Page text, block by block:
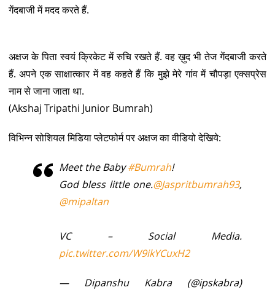
गेंदबाजी में मदद करते हैं.
अक्षज के पिता स्वयं क्रिकेट में रुचि रखते हैं. वह ख़ुद भी तेज गेंदबाजी करते
हैं. अपने एक साक्षात्कार में वह कहते हैं कि मुझे मेरे गांव में चौपड़ा एक्सप्रेस
नाम से जाना जाता था.
(Akshaj Tripathi Junior Bumrah)
विभिन्न सोशियल मिडिया प्लेटफोर्म पर अक्षज का वीडियो देखिये:
Meet the Baby#Bumrah!
God bless little one.@Jaspritbumrah93,
@mipaltan
VC – Social Media.
pic.twitter.com/W9ikYCuxH2
— Dipanshu Kabra (@ipskabra)